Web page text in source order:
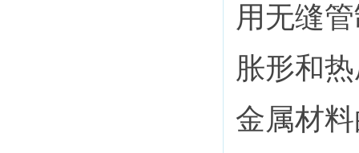
用无缝
胀形和
金属材